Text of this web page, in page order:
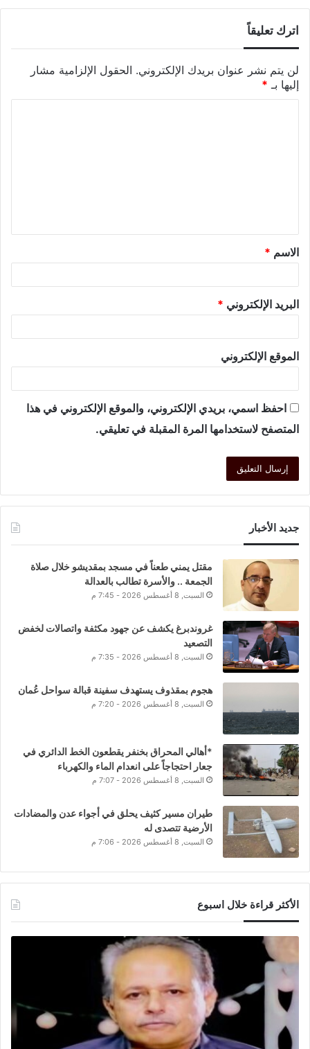
اترك تعليقاً
لن يتم نشر عنوان بريدك الإلكتروني. الحقول الإلزامية مشار
إليها بـ *
الاسم *
البريد الإلكتروني *
الموقع الإلكتروني
احفظ اسمي، بريدي الإلكتروني، والموقع الإلكتروني في هذا
المتصفح لاستخدامها المرة المقبلة في تعليقي.
جديد الأخبار
مقتل يمني طعناً في مسجد بمقديشو خلال صلاة
الجمعة .. والأسرة تطالب بالعدالة
السبت, 8 أغسطس 2026 - 7:45 م
غروندبرغ يكشف عن جهود مكثفة واتصالات لخفض
التصعيد
السبت, 8 أغسطس 2026 - 7:35 م
هجوم بمقذوف يستهدف سفينة قبالة سواحل عُمان
السبت, 8 أغسطس 2026 - 7:20 م
*أهالي المحراق بخنفر يقطعون الخط الدائري في
جعار احتجاجاً على انعدام الماء والكهرباء
السبت, 8 أغسطس 2026 - 7:07 م
طيران مسير كثيف يحلق في أجواء عدن والمضادات
الأرضية تتصدى له
السبت, 8 أغسطس 2026 - 7:06 م
الأكثر قراءة خلال اسبوع